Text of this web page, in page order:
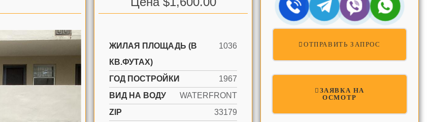
ЖИЛАЯ ПЛОЩАДЬ (В
КВ.ФУТАХ)
1036
ГОД ПОСТРОЙКИ
1967
ВИД НА ВОДУ
WATERFRONT
ZIP
33179
ОТПРАВИТЬ ЗАПРОС
ЗАЯВКА НА
ОСМОТР